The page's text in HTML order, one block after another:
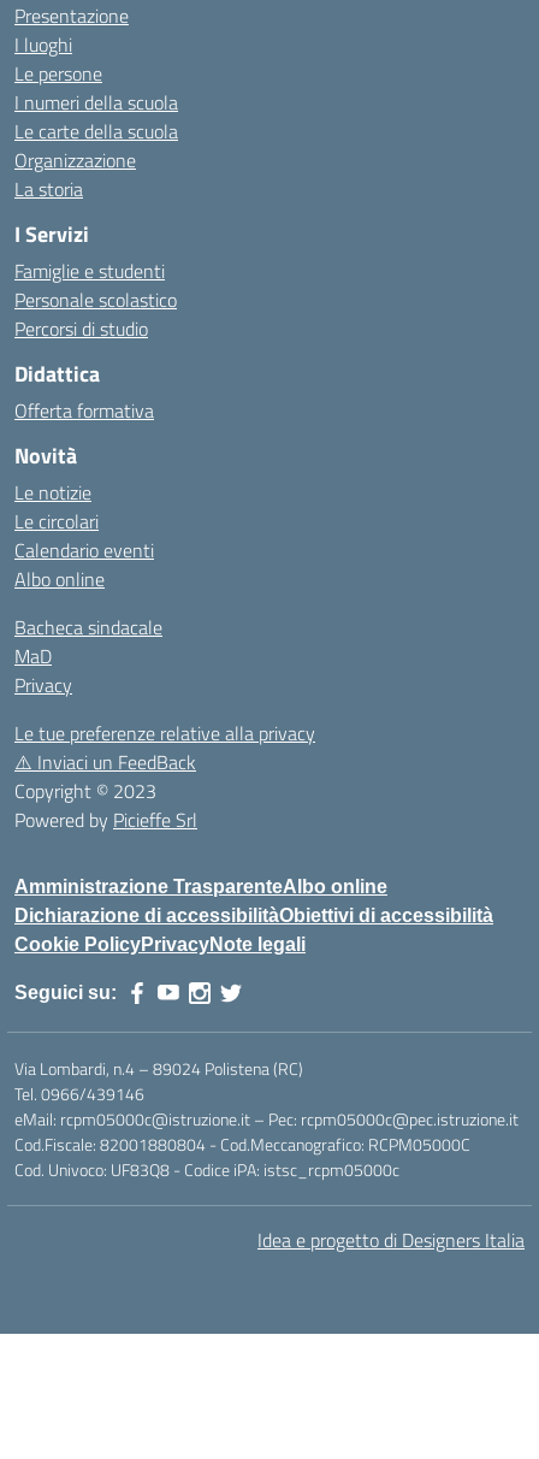
Presentazione
I luoghi
Le persone
I numeri della scuola
Le carte della scuola
Organizzazione
La storia
I Servizi
Famiglie e studenti
Personale scolastico
Percorsi di studio
Didattica
Offerta formativa
Novità
Le notizie
Le circolari
Calendario eventi
Albo online
Bacheca sindacale
MaD
Privacy
Le tue preferenze relative alla privacy
⚠️ Inviaci un FeedBack
Copyright © 2023
Powered by Picieffe Srl
Amministrazione TrasparenteAlbo online
Dichiarazione di accessibilitàObiettivi di accessibilità
Cookie PolicyPrivacyNote legali
Seguici su:
Via Lombardi, n.4 – 89024 Polistena (RC)
Tel. 0966/439146
eMail: rcpm05000c@istruzione.it – Pec: rcpm05000c@pec.istruzione.it
Cod.Fiscale: 82001880804 - Cod.Meccanografico: RCPM05000C
Cod. Univoco: UF83Q8 - Codice iPA: istsc_rcpm05000c
Idea e progetto di Designers Italia